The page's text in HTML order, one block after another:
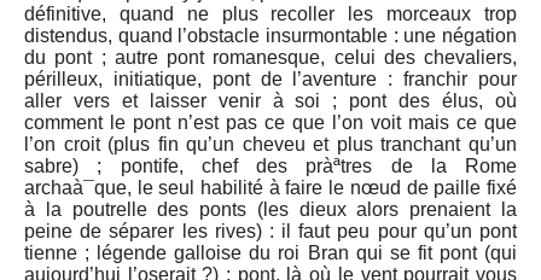
définitive, quand ne plus recoller les morceaux trop
distendus, quand l’obstacle insurmontable : une négation
du pont ; autre pont romanesque, celui des chevaliers,
périlleux, initiatique, pont de l’aventure : franchir pour
aller vers et laisser venir à soi ; pont des élus, où
comment le pont n’est pas ce que l’on voit mais ce que
l’on croit (plus fin qu’un cheveu et plus tranchant qu’un
sabre) ; pontife, chef des pràªtres de la Rome
archaà¯que, le seul habilité à faire le nœud de paille fixé
à la poutrelle des ponts (les dieux alors prenaient la
peine de séparer les rives) : il faut peu pour qu’un pont
tienne ; légende galloise du roi Bran qui se fit pont (qui
aujourd’hui l’oserait ?) ; pont, là où le vent pourrait vous